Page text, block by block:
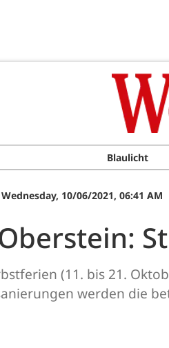
Blaulicht
Wednesday, 10/06/2021, 06:41 AM
(11. bis 21.
werden die